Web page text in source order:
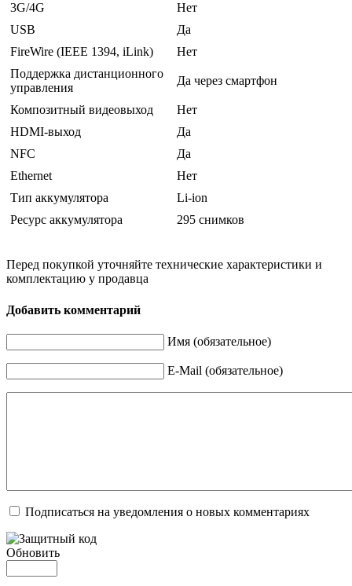
3G/4G
Нет
USB
Да
FireWire (IEEE 1394, iLink)
Нет
Поддержка дистанционного
управления
Да через смартфон
Композитный видеовыход
Нет
HDMI-выход
Да
NFC
Да
Ethernet
Нет
Тип аккумулятора
Li-ion
Ресурс аккумулятора
295 снимков
Перед покупкой уточняйте технические характеристики и
комплектацию у продавца
Добавить комментарий
Имя (обязательное)
E-Mail (обязательное)
Подписаться на уведомления о новых комментариях
Обновить